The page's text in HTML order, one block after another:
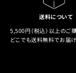
送料について
5,500円（税込）以上のご
どこでも送料無料でお届け